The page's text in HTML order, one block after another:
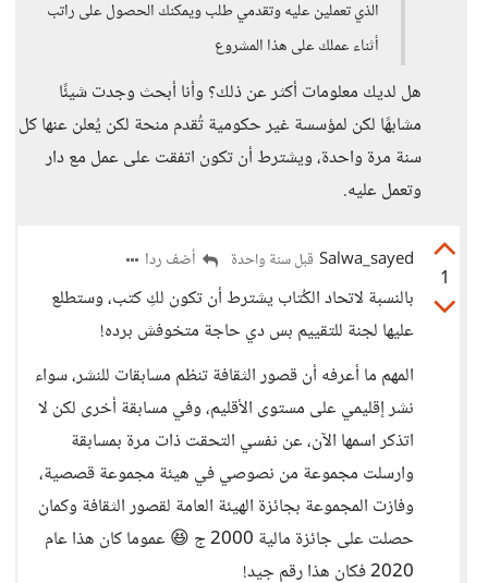
الذي تعملين عليه وتقدمي طلب ويمكنك الحصول على راتب
أثناء عملك على هذا المشروع
هل لديك معلومات أكثر عن ذلك؟ وأنا أبحث وجدت شيئًا
مشابهًا لكن لمؤسسة غير حكومية تُقدم منحة لكن يُعلن عنها كل
سنة مرة واحدة، ويشترط أن تكون اتفقت على عمل مع دار
وتعمل عليه.
1
Salwa_sayed قبل سنة واحدة أضف ردا
بالنسبة لاتحاد الكُتاب يشترط أن تكون لكِ كتب، وستطلع
عليها لجنة للتقييم بس دي حاجة متخوفش برده!
المهم ما أعرفه أن قصور الثقافة تنظم مسابقات للنشر، سواء
نشر إقليمي على مستوى الأقليم، وفي مسابقة أخرى لكن لا
اتذكر اسمها الآن، عن نفسي التحقت ذات مرة بمسابقة
وارسلت مجموعة من نصوصي في هيئة مجموعة قصصية،
وفازت المجموعة بجائزة الهيئة العامة لقصور الثقافة وكمان
حصلت على جائزة مالية 2000 ج 😆 عموما كان هذا عام
2020 فكان هذا رقم جيد!